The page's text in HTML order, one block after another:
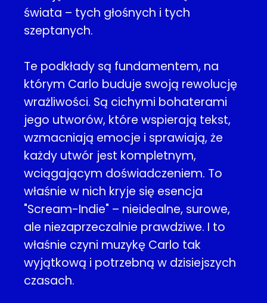
świata – tych głośnych i tych
szeptanych.
Te podkłady są fundamentem, na
którym Carlo buduje swoją rewolucję
wrażliwości. Są cichymi bohaterami
jego utworów, które wspierają tekst,
wzmacniają emocje i sprawiają, że
każdy utwór jest kompletnym,
wciągającym doświadczeniem. To
właśnie w nich kryje się esencja
"Scream-Indie" – nieidealne, surowe,
ale niezaprzeczalnie prawdziwe. I to
właśnie czyni muzykę Carlo tak
wyjątkową i potrzebną w dzisiejszych
czasach.